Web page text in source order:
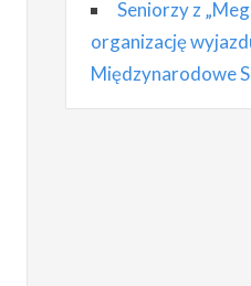
Seniorzy z
organizację
Międzynarodowe